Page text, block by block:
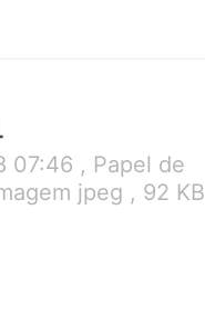
07:46 , Papel de
jpeg , 92 KB